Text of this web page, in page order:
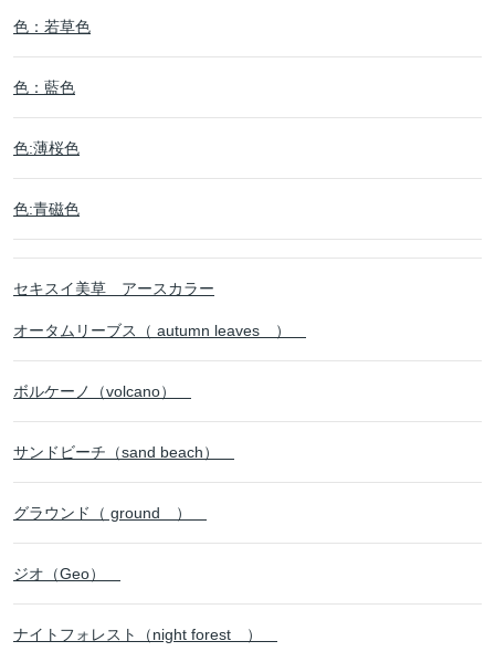
色：若草色
色：藍色
色:薄桜色
色:青磁色
セキスイ美草 アースカラー
オータムリーブス（ autumn leaves ）
ボルケーノ（volcano）
サンドビーチ（sand beach）
グラウンド（ ground ）
ジオ（Geo）
ナイトフォレスト（night forest ）